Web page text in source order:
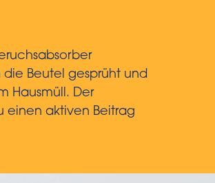
Beutel gesprüht und
Hausmüll. Der
einen aktiven Beitrag